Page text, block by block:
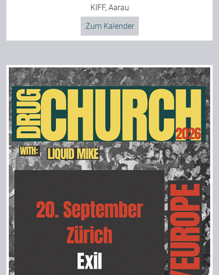
KIFF, Aarau
Zum Kalender